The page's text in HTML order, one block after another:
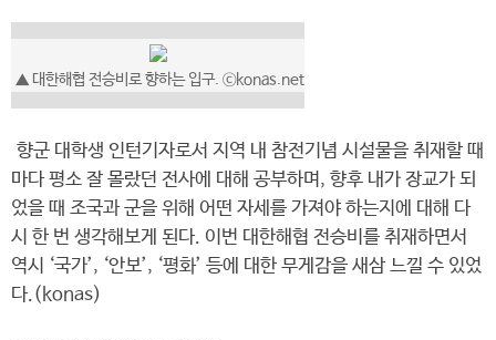
▲ 대한해협 전승비로 향하는 입구. ⓒkonas.net
향군 대학생 인턴기자로서 지역 내 참전기념 시설물을 취재할 때
마다 평소 잘 몰랐던 전사에 대해 공부하며, 향후 내가 장교가 되
었을 때 조국과 군을 위해 어떤 자세를 가져야 하는지에 대해 다
시 한 번 생각해보게 된다. 이번 대한해협 전승비를 취재하면서
역시 ‘국가’, ‘안보’, ‘평화’ 등에 대한 무게감을 새삼 느낄 수 있었
다.(konas)